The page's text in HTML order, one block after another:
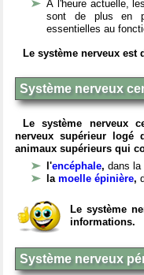
À l'heure actuelle,
sont de plus en
essentielles au
Le système nerveux est
Système nerveux
Le système nerveux
nerveux supérieur logé
animaux supérieurs qui
l'encéphale, dans la
la moelle épinière,
Le système
informations.
Système nerveux